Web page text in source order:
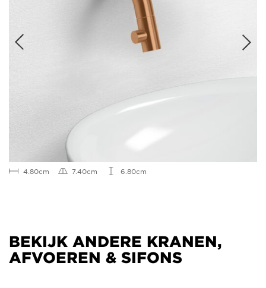
4.80cm 7.40cm 6.80cm
BEKIJK ANDERE KRANEN,
AFVOEREN & SIFONS